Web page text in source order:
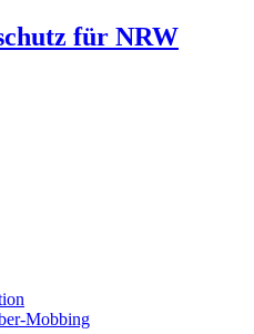
für NRW
Mobbing